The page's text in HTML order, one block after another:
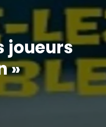
joueurs
»